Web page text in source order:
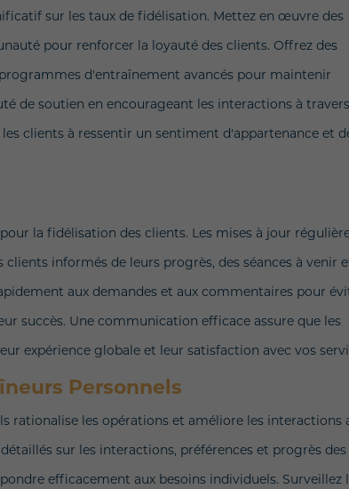
sur les taux de fidélisation. Mettez en œuvre des
pour renforcer la loyauté des clients. Offrez des
d'entraînement avancés pour maintenir
de soutien en encourageant les interactions à
clients à ressentir un sentiment d'appartenance et
la fidélisation des clients. Les mises à jour
informés de leurs progrès, des séances à venir
aux demandes et aux commentaires pour
succès. Une communication efficace assure que les
expérience globale et leur satisfaction avec vos
Personnels
rationalise les opérations et améliore les interactions
sur les interactions, préférences et progrès des
efficacement aux besoins individuels. Surveillez